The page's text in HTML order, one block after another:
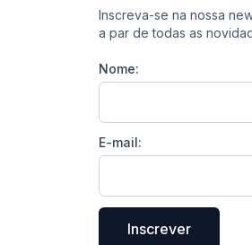
Inscreva-se na nossa
a par de todas as
Nome:
E-mail:
Inscrever